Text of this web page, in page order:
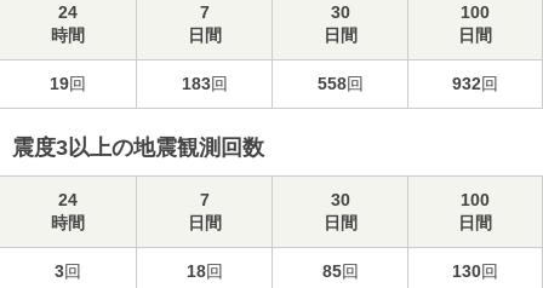
24
時間
7
日間
30
日間
100
日間
19回 183回 558回 932回
震度3以上の地震観測回数
24
時間
7
日間
30
日間
100
日間
3回 18回 85回 130回